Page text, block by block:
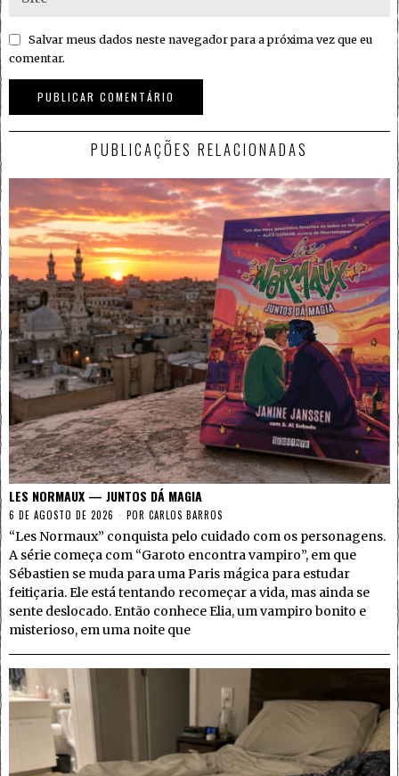
Salvar meus dados neste navegador para a próxima vez que eu
comentar.
PUBLICAÇÕES RELACIONADAS
LES NORMAUX — JUNTOS DÁ MAGIA
6 DE AGOSTO DE 2026 POR CARLOS BARROS
“Les Normaux” conquista pelo cuidado com os personagens.
A série começa com “Garoto encontra vampiro”, em que
Sébastien se muda para uma Paris mágica para estudar
feitiçaria. Ele está tentando recomeçar a vida, mas ainda se
sente deslocado. Então conhece Elia, um vampiro bonito e
misterioso, em uma noite que